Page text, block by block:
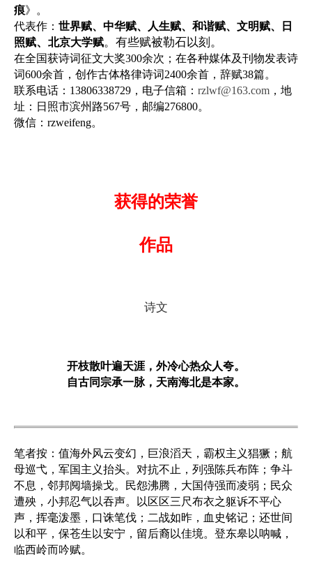
痕》。
代表作： 世界赋、中华赋、人生赋、和谐赋、文明赋、日
照赋、 北京大学赋。有些赋被勒石以刻。
在全国获诗词征文大奖300余次；在各种媒体及刊物发表诗
词600余首，创作古体格律诗词2400余首，辞赋38篇。
联系电话：13806338729，电子信箱： rzlwf@163.com，地
址：日照市滨州路567号，邮编276800。
微信：rzweifeng。
获得的荣誉
作品
诗文
开枝散叶遍天涯，外冷心热众人夸。
自古同宗承一脉，天南海北是本家。
笔者按：值海外风云变幻，巨浪滔天，霸权主义猖獗；航
母巡弋，军国主义抬头。对抗不止，列强陈兵布阵；争斗
不息，邻邦阋墙操戈。民怨沸腾，大国侍强而凌弱；民众
遭殃，小邦忍气以吞声。以区区三尺布衣之躯诉不平心
声，挥毫泼墨，口诛笔伐；二战如昨，血史铭记；还世间
以和平，保苍生以安宁，留后裔以佳境。登东皋以呐喊，
临西岭而吟赋。